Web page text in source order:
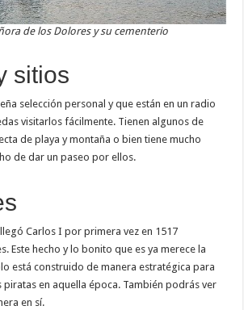
de los Dolores y su cementerio
sitios
selección personal y que están en un radio
visitarlos fácilmente. Tienen algunos de
de playa y montaña o bien tiene mucho
de dar un paseo por ellos.
Carlos I por primera vez en 1517
Este hecho y lo bonito que es ya merece la
está construido de manera estratégica para
piratas en aquella época. También podrás ver
en sí.